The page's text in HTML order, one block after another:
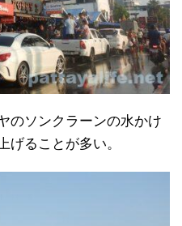
のソンクラーンの水かけ
げることが多い。